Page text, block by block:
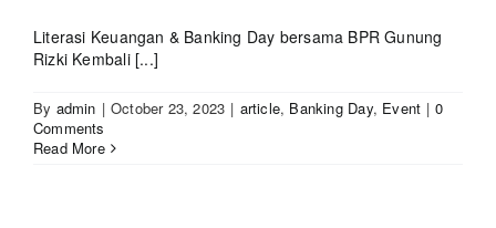
Literasi Keuangan & Banking Day bersama BPR Gunung
Rizki Kembali [...]
By admin | October 23, 2023 | article, Banking Day, Event | 0
Comments
Read More